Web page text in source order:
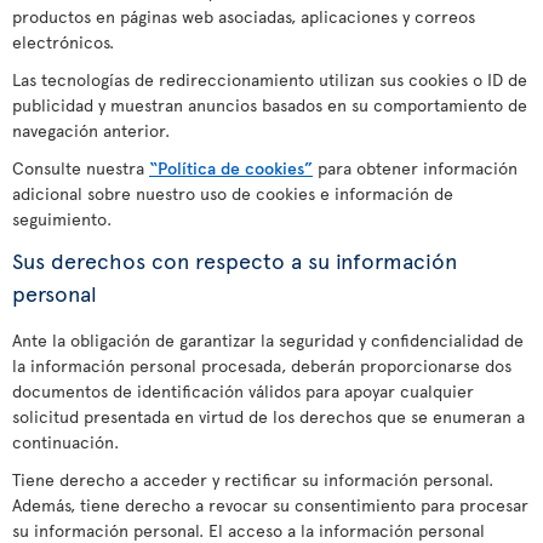
productos en páginas web asociadas, aplicaciones y correos
electrónicos.
Las tecnologías de redireccionamiento utilizan sus cookies o ID de
publicidad y muestran anuncios basados en su comportamiento de
navegación anterior.
Consulte nuestra “Política de cookies” para obtener información
adicional sobre nuestro uso de cookies e información de
seguimiento.
Sus derechos con respecto a su información
personal
Ante la obligación de garantizar la seguridad y confidencialidad de
la información personal procesada, deberán proporcionarse dos
documentos de identificación válidos para apoyar cualquier
solicitud presentada en virtud de los derechos que se enumeran a
continuación.
Tiene derecho a acceder y rectificar su información personal.
Además, tiene derecho a revocar su consentimiento para procesar
su información personal. El acceso a la información personal